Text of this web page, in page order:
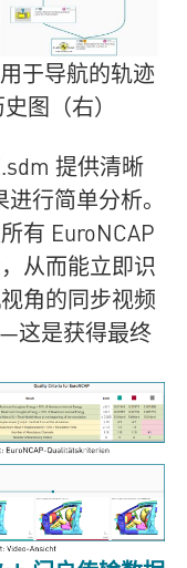
于导航的轨迹
图（右）
提供清晰
行简单分析。
有 EuroNCAP
从而能立即识
角的同步视频
这是获得最终